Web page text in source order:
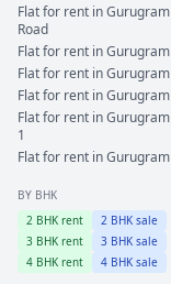
Flat for rent inGurugram
Road
Flat for rent inGurugram
Flat for rent inGurugram
Flat for rent inGurugram
Flat for rent inGurugram
1
Flat for rent inGurugram
BY BHK
2 BHK rent 2 BHK sale
3 BHK rent 3 BHK sale
4 BHK rent 4 BHK sale